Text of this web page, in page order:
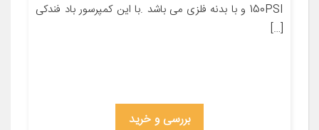
150PSI و با بدنه فلزی می باشد .با این کمپرسور باد فندکی
[…]
بررسی و خرید